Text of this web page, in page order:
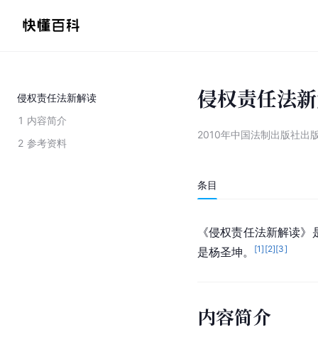
侵权责任法新解读
1 内容简介
2 参考资料
侵权责任法
2010年中国法制出版社出
条目
《侵权责任法新解读》
是杨圣坤。
[1] [2][3]
内容简介